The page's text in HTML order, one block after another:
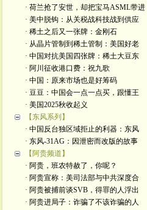
· 荷兰抢了安世，却把宝马ASML带进
· 美中脱钩：从关税战科技战到供应
· 稀土之后又一张牌：金刚石
· 从晶片管制到稀土管制：美国好老
· 中国对抗美国四张牌：稀土大豆东
· 阿川征收港口费：祝九歌
· 中国：原来市场也是好筹码
· 豆豆：中国会一点一点买，跟懂王
· 美国2025秋收起义
【东风系列】
· 中国反台独区域拒止的利器：东风
· 东风-31AG：因泄密而改版的故事
【阿贵频道】
· 阿贵，班农特赦了，你呢？
· 阿贵宣称：美司法部与中共深度合
· 阿贵被捕前谈SVB，得罪的人浮出
· 阿贵进局子：诈骗了不该诈骗的人